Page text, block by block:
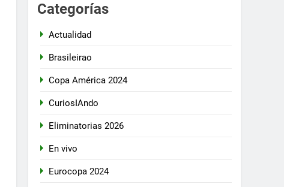
Categorías
Actualidad
Brasileirao
Copa América 2024
CuriosIAndo
Eliminatorias 2026
En vivo
Eurocopa 2024